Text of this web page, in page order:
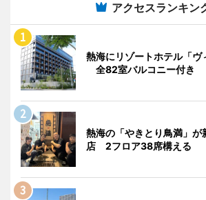
アクセスランキン
熱海にリゾートホテル「ヴ
全82室バルコニー付き
熱海の「やきとり鳥満」が
店 2フロア38席構える